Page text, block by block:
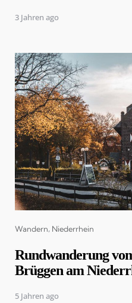
3 Jahren ago
Categories
Wandern Niederrhein
Rundwanderung
Brüggen am
5 Jahren ago